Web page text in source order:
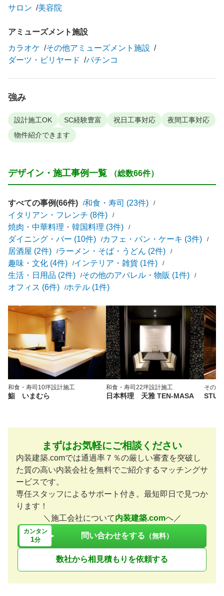
サロン 美容院
アミューズメント施設
カラオケ
その他アミューズメント施設
ダーツ・ビリヤード
パチンコ
強み
設計施工OK SC経験豊富 祝日工事対応
夜間工事対応
物件紹介できます
デザイン・施工事例一覧 （総数66件）
すべての事例(66件)
和食・寿司 (23件)
イタリアン・フレンチ (8件)
焼肉・中華料理・韓国料理 (3件)
ダイニング・バー (10件)
カフェ・パン・ケーキ (3件)
居酒屋 (2件)
ラーメン・そば・うどん (2件)
趣味・文化 (4件)
インテリア・雑貨 (1件)
生活・日用品 (2件)
その他のアパレル・物販 (1件)
オフィス (6件)
ホテル (1件)
和食・寿司 10坪設計施工
鮨 いまむら
和食・寿司22坪設計施工
日本料理 天雅 TEN-MASA
その他
まずはお気軽にご相談ください
内装建築.comでは通過率７％の厳しい審査を突破し
た質の高い内装会社を無料でご紹介するマッチングサ
ービスです。
専任スタッフによるサポート付き。最短即日で見つか
ります！
＼施工会社について内装建築.comへ／
カンタン
1分 問い合わせをする （無料）
数社から相見積もりを依頼する